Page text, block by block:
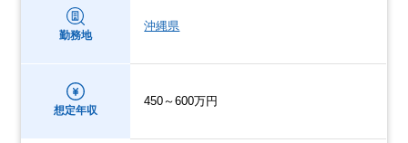
勤務地
沖縄県
想定年収
450～600万円